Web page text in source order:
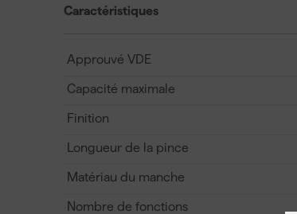
Caractéristiques
Approuvé VDE
Capacité maximale
Finition
Longueur de la pince
Matériau du manche
Nombre de fonctions